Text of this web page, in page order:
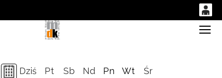
Dziś Pt Sb Nd Pn Wt
Śr